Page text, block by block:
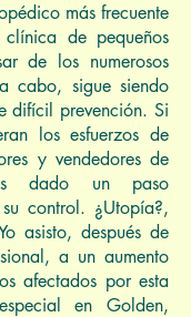
más frecuente
de pequeños
de los numerosos
cabo, sigue siendo
difícil prevención. Si
los esfuerzos de
y vendedores de
dado un paso
control. ¿Utopía?,
asisto, después de
a un aumento
afectados por esta
en Golden,